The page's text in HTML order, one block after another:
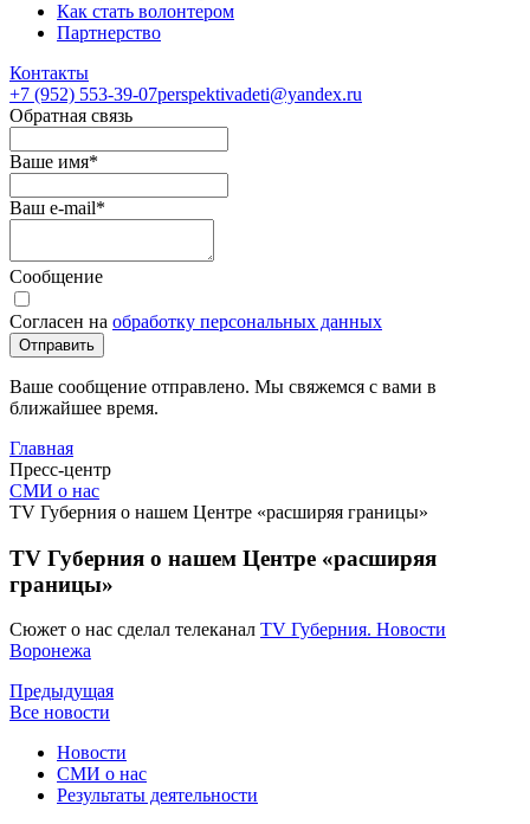
Как стать волонтером
Партнерство
Контакты
+7 (952) 553-39-07perspektivadeti@yandex.ru
Обратная связь
Ваше имя*
Ваш e-mail*
Сообщение
Согласен на обработку персональных данных
Отправить
Ваше сообщение отправлено. Мы свяжемся с вами в
ближайшее время.
Главная
Пресс-центр
СМИ о нас
ТV Губерния о нашем Центре «расширяя границы»
ТV Губерния о нашем Центре «расширяя
границы»
Сюжет о нас сделал телеканал ТV Губерния. Новости
Воронежа
Предыдущая
Все новости
Новости
СМИ о нас
Результаты деятельности